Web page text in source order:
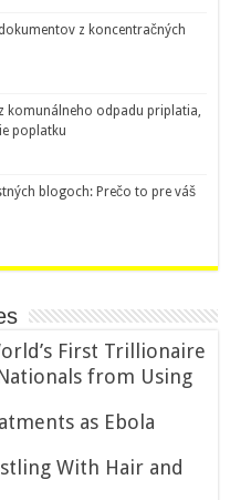
z koncentračných
komunálneho odpadu priplatia,
poplatku
blogoch: Prečo to pre váš
First Trillionaire
from Using
as Ebola
With Hair and